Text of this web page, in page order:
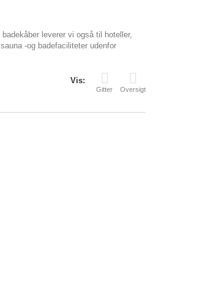
leverer vi også til hoteller,
-og badefaciliteter udenfor
Vis:
Gitter Oversigt